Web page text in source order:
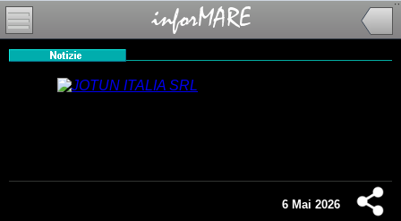
6 Mai 2026